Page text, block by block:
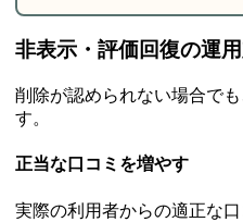
非表示・評価回復の運
削除が認められない場合で
す。
正当な口コミを増やす
実際の利用者からの適正な